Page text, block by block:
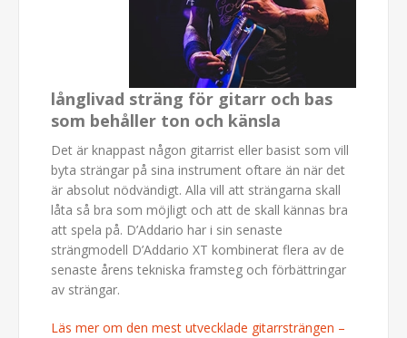
långlivad sträng för gitarr och bas
som behåller ton och känsla
Det är knappast någon gitarrist eller basist som vill
byta strängar på sina instrument oftare än när det
är absolut nödvändigt. Alla vill att strängarna skall
låta så bra som möjligt och att de skall kännas bra
att spela på. D’Addario har i sin senaste
strängmodell D’Addario XT kombinerat flera av de
senaste årens tekniska framsteg och förbättringar
av strängar.
Läs mer om den mest utvecklade gitarrsträngen –